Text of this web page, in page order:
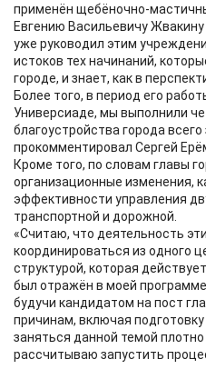
применён щебёночно-
Евгению Васильевичу
уже руководил этим
истоков тех начинаний,
городе, и знает, как в
Более того, в период его
Универсиаде, мы выполнили
благоустройства города всего
прокомментировал Сергей
Кроме того, по словам главы
организационные изменения,
эффективности управления
транспортной и дорожной.
«Считаю, что деятельность
координироваться из одного
структурой, которая
был отражён в моей
будучи кандидатом на пост
причинам, включая
заняться данной темой
рассчитываю запустить